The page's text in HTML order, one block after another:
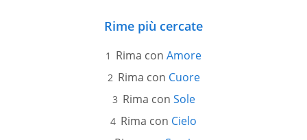
Rime più cercate
Rima con Amore
Rima con Cuore
Rima con Sole
Rima con Cielo